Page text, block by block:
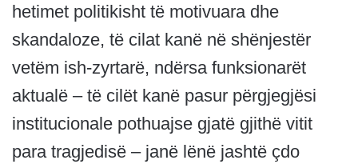
hetimet politikisht të motivuara dhe
skandaloze, të cilat kanë në shënjestër
vetëm ish-zyrtarë, ndërsa funksionarët
aktualë – të cilët kanë pasur përgjegjësi
institucionale pothuajse gjatë gjithë vitit
para tragjedisë – janë lënë jashtë çdo